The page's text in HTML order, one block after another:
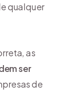
qualquer
as
ser
de